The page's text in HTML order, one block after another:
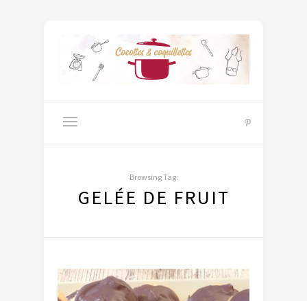
Browsing Tag:
GELÉE DE FRUIT